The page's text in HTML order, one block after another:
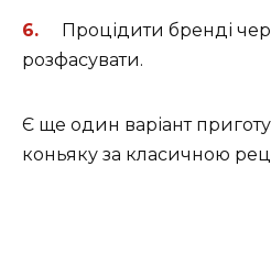
Процідити бренді
розфасувати.
Є ще один варіант
коньяку за класичною